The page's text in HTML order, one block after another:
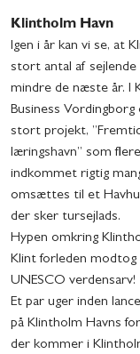
Klintholm Havn
Igen i år kan vi se, at
stort antal af
mindre de næste år. I
Business
stort projekt,
læringshavn” som
indkommet rigtig
omsættes til et
der sker tursejlads.
Hypen omkring
Klint forleden modtog
UNESCO verdensarv!
Et par uger inden
på Klintholm Havns
der kommer i